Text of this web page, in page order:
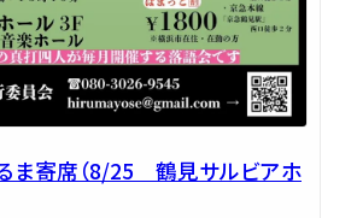
ま寄席（8/25 鶴見サルビアホ